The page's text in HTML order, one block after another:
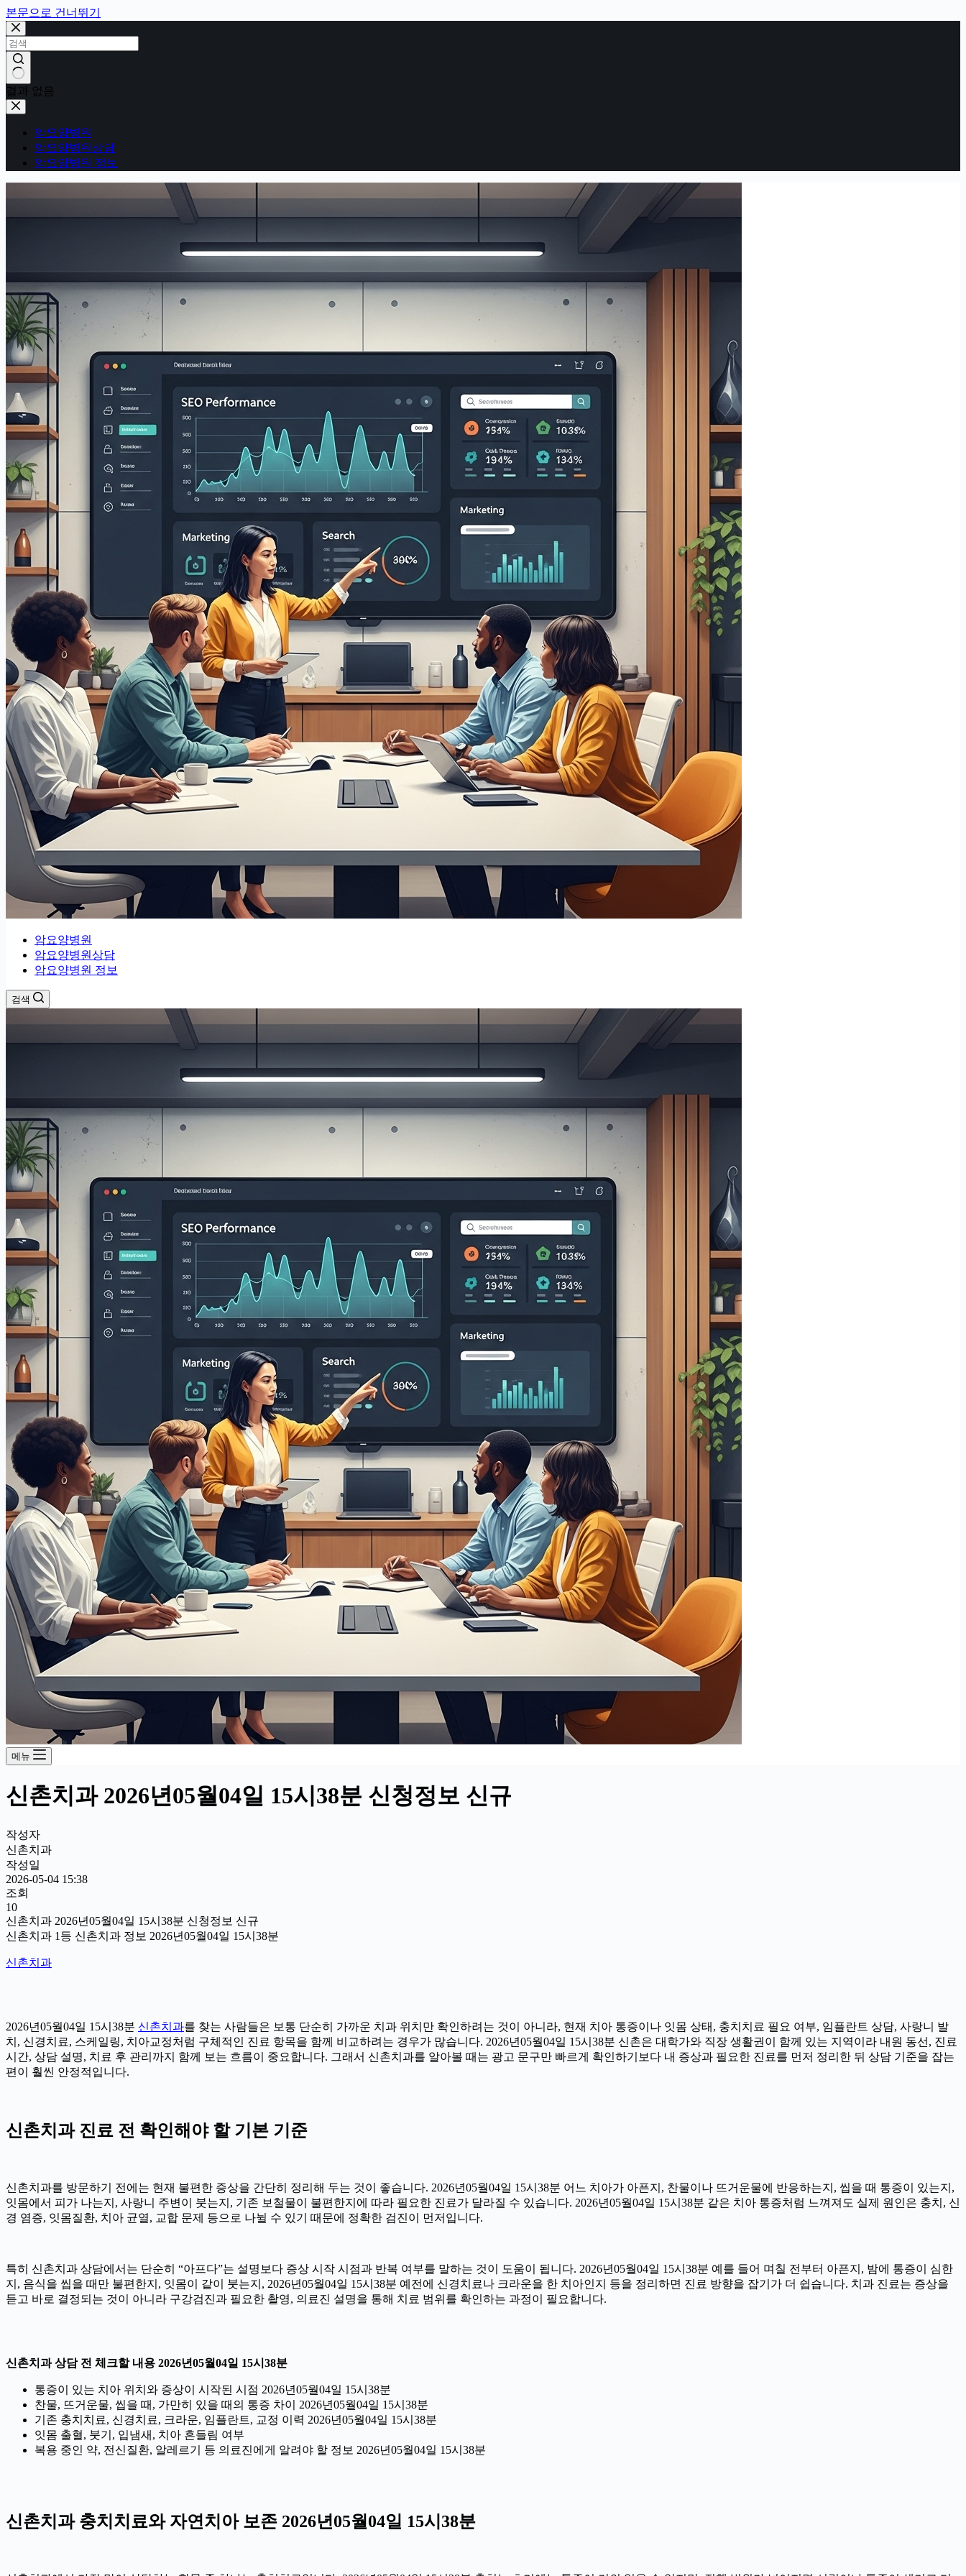
본문으로 건너뛰기
결과 없음
암요양병원
암요양병원상담
암요양병원 정보
암요양병원
암요양병원상담
암요양병원 정보
검색
메뉴
신촌치과 2026년05월04일 15시38분 신청정보 신규
작성자
신촌치과
작성일
2026-05-04 15:38
조회
10
신촌치과 2026년05월04일 15시38분 신청정보 신규
신촌치과 1등 신촌치과 정보 2026년05월04일 15시38분
신촌치과
2026년05월04일 15시38분 신촌치과를 찾는 사람들은 보통 단순히 가까운 치과 위치만 확인하려는 것이 아니라, 현재 치아 통증이나 잇몸 상태, 충치치료 필요 여부, 임플란트 상담, 사랑니 발
치, 신경치료, 스케일링, 치아교정처럼 구체적인 진료 항목을 함께 비교하려는 경우가 많습니다. 2026년05월04일 15시38분 신촌은 대학가와 직장 생활권이 함께 있는 지역이라 내원 동선, 진료
시간, 상담 설명, 치료 후 관리까지 함께 보는 흐름이 중요합니다. 그래서 신촌치과를 알아볼 때는 광고 문구만 빠르게 확인하기보다 내 증상과 필요한 진료를 먼저 정리한 뒤 상담 기준을 잡는
편이 훨씬 안정적입니다.
신촌치과 진료 전 확인해야 할 기본 기준
신촌치과를 방문하기 전에는 현재 불편한 증상을 간단히 정리해 두는 것이 좋습니다. 2026년05월04일 15시38분 어느 치아가 아픈지, 찬물이나 뜨거운물에 반응하는지, 씹을 때 통증이 있는지,
잇몸에서 피가 나는지, 사랑니 주변이 붓는지, 기존 보철물이 불편한지에 따라 필요한 진료가 달라질 수 있습니다. 2026년05월04일 15시38분 같은 치아 통증처럼 느껴져도 실제 원인은 충치, 신
경 염증, 잇몸질환, 치아 균열, 교합 문제 등으로 나뉠 수 있기 때문에 정확한 검진이 먼저입니다.
특히 신촌치과 상담에서는 단순히 “아프다”는 설명보다 증상 시작 시점과 반복 여부를 말하는 것이 도움이 됩니다. 2026년05월04일 15시38분 예를 들어 며칠 전부터 아픈지, 밤에 통증이 심한
지, 음식을 씹을 때만 불편한지, 잇몸이 같이 붓는지, 2026년05월04일 15시38분 예전에 신경치료나 크라운을 한 치아인지 등을 정리하면 진료 방향을 잡기가 더 쉽습니다. 치과 진료는 증상을
듣고 바로 결정되는 것이 아니라 구강검진과 필요한 촬영, 의료진 설명을 통해 치료 범위를 확인하는 과정이 필요합니다.
신촌치과 상담 전 체크할 내용 2026년05월04일 15시38분
통증이 있는 치아 위치와 증상이 시작된 시점 2026년05월04일 15시38분
찬물, 뜨거운물, 씹을 때, 가만히 있을 때의 통증 차이 2026년05월04일 15시38분
기존 충치치료, 신경치료, 크라운, 임플란트, 교정 이력 2026년05월04일 15시38분
잇몸 출혈, 붓기, 입냄새, 치아 흔들림 여부
복용 중인 약, 전신질환, 알레르기 등 의료진에게 알려야 할 정보 2026년05월04일 15시38분
신촌치과 충치치료와 자연치아 보존 2026년05월04일 15시38분